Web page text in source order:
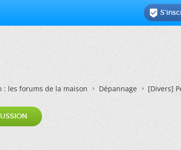

: les forums de la maison Dépannage [Divers]